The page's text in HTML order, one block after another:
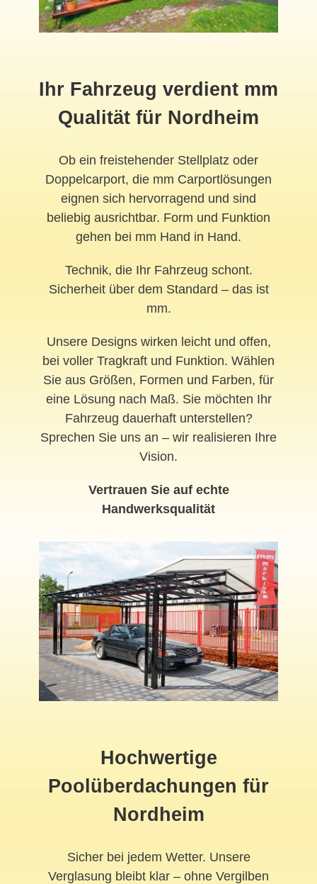
Ihr Fahrzeug verdient mm
Qualität für Nordheim
Ob ein freistehender Stellplatz oder
Doppelcarport, die mm Carportlösungen
eignen sich hervorragend und sind
beliebig ausrichtbar. Form und Funktion
gehen bei mm Hand in Hand.
Technik, die Ihr Fahrzeug schont.
Sicherheit über dem Standard – das ist
mm.
Unsere Designs wirken leicht und offen,
bei voller Tragkraft und Funktion. Wählen
Sie aus Größen, Formen und Farben, für
eine Lösung nach Maß. Sie möchten Ihr
Fahrzeug dauerhaft unterstellen?
Sprechen Sie uns an – wir realisieren Ihre
Vision.
Vertrauen Sie auf echte
Handwerksqualität
Hochwertige
Poolüberdachungen für
Nordheim
Sicher bei jedem Wetter. Unsere
Verglasung bleibt klar – ohne Vergilben